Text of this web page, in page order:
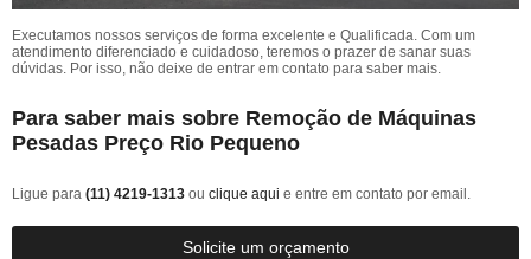
Executamos nossos serviços de forma excelente e Qualificada. Com um
atendimento diferenciado e cuidadoso, teremos o prazer de sanar suas
dúvidas. Por isso, não deixe de entrar em contato para saber mais.
Para saber mais sobre Remoção de Máquinas
Pesadas Preço Rio Pequeno
Ligue para (11) 4219-1313 ou clique aqui e entre em contato por email.
Solicite um orçamento